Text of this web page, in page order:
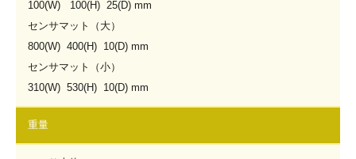
100(W) 100(H) 25(D) mm
センサマット（大）
800(W) 400(H) 10(D) mm
センサマット（小）
310(W) 530(H) 10(D) mm
重量